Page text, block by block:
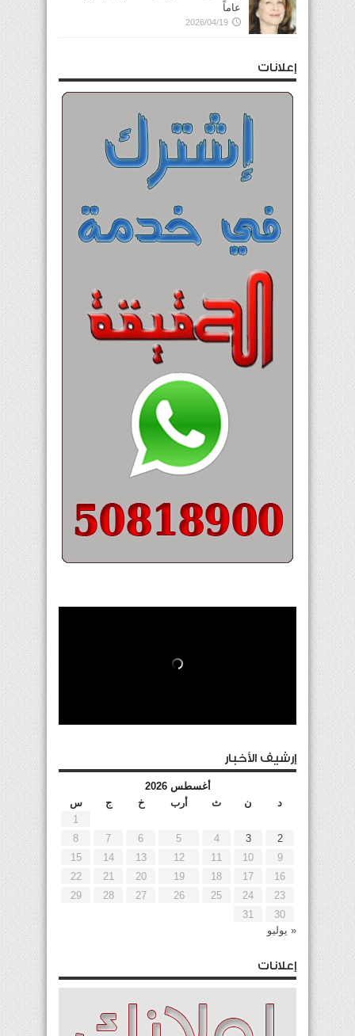
عاماً
2026/04/19
إعلانات
إرشيف الأخبار
أغسطس 2026
د
ن ث أرب خ ج
س
1
2
3
4
5
6
7
8
9
10
11
12
13
14
15
16
17
18
19
20
21
22
23
24
25
26
27
28
29
30
31
« يوليو
إعلانات